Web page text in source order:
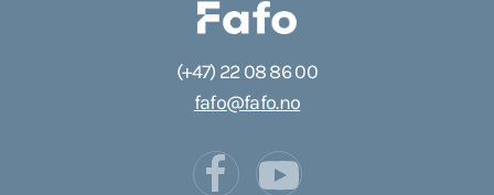
(+47) 22 08 86 00
fafo@fafo.no